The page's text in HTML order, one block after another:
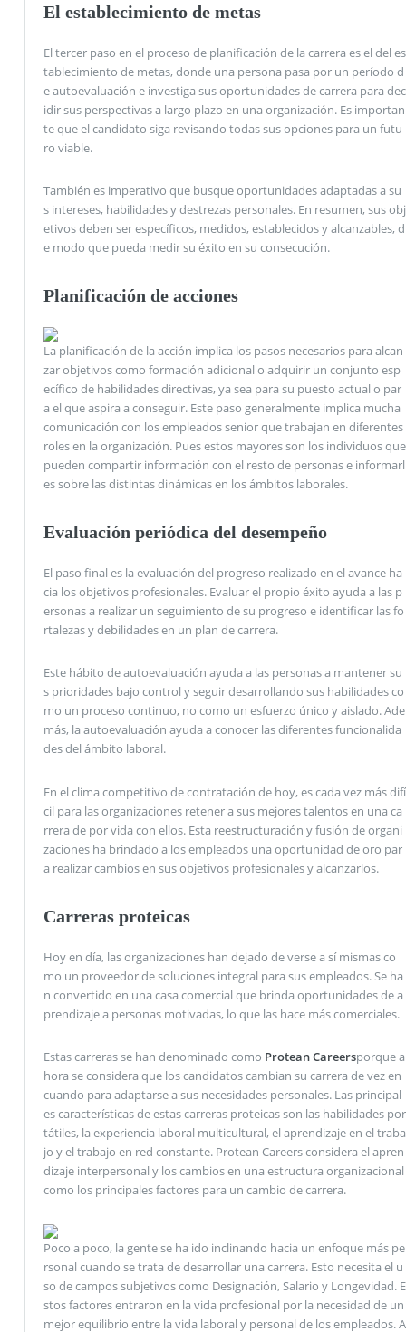
El establecimiento de metas
El tercer paso en el proceso de planificación de la carrera es el del es
tablecimiento de metas, donde una persona pasa por un período d
e autoevaluación e investiga sus oportunidades de carrera para dec
idir sus perspectivas a largo plazo en una organización. Es importan
te que el candidato siga revisando todas sus opciones para un futu
ro viable.
También es imperativo que busque oportunidades adaptadas a su
s intereses, habilidades y destrezas personales. En resumen, sus obj
etivos deben ser específicos, medidos, establecidos y alcanzables, d
e modo que pueda medir su éxito en su consecución.
Planificación de acciones
La planificación de la acción implica los pasos necesarios para alcan
zar objetivos como formación adicional o adquirir un conjunto esp
ecífico de habilidades directivas, ya sea para su puesto actual o par
a el que aspira a conseguir. Este paso generalmente implica mucha
comunicación con los empleados senior que trabajan en diferentes
roles en la organización. Pues estos mayores son los individuos que
pueden compartir información con el resto de personas e informarl
es sobre las distintas dinámicas en los ámbitos laborales.
Evaluación periódica del desempeño
El paso final es la evaluación del progreso realizado en el avance ha
cia los objetivos profesionales. Evaluar el propio éxito ayuda a las p
ersonas a realizar un seguimiento de su progreso e identificar las fo
rtalezas y debilidades en un plan de carrera.
Este hábito de autoevaluación ayuda a las personas a mantener su
s prioridades bajo control y seguir desarrollando sus habilidades co
mo un proceso continuo, no como un esfuerzo único y aislado. Ade
más, la autoevaluación ayuda a conocer las diferentes funcionalida
des del ámbito laboral.
En el clima competitivo de contratación de hoy, es cada vez más difí
cil para las organizaciones retener a sus mejores talentos en una ca
rrera de por vida con ellos. Esta reestructuración y fusión de organi
zaciones ha brindado a los empleados una oportunidad de oro par
a realizar cambios en sus objetivos profesionales y alcanzarlos.
Carreras proteicas
Hoy en día, las organizaciones han dejado de verse a sí mismas co
mo un proveedor de soluciones integral para sus empleados. Se ha
n convertido en una casa comercial que brinda oportunidades de a
prendizaje a personas motivadas, lo que las hace más comerciales.
Estas carreras se han denominado como Protean Careersporque a
hora se considera que los candidatos cambian su carrera de vez en
cuando para adaptarse a sus necesidades personales. Las principal
es características de estas carreras proteicas son las habilidades por
tátiles, la experiencia laboral multicultural, el aprendizaje en el traba
jo y el trabajo en red constante. Protean Careers considera el apren
dizaje interpersonal y los cambios en una estructura organizacional
como los principales factores para un cambio de carrera.
Poco a poco, la gente se ha ido inclinando hacia un enfoque más pe
rsonal cuando se trata de desarrollar una carrera. Esto necesita el u
so de campos subjetivos como Designación, Salario y Longevidad. E
stos factores entraron en la vida profesional por la necesidad de un
mejor equilibrio entre la vida laboral y personal de los empleados. A